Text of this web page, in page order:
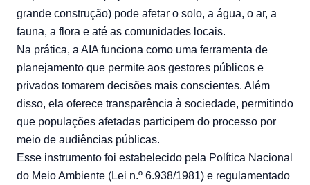
grande construção) pode afetar o solo, a água, o ar, a
fauna, a flora e até as comunidades locais.
Na prática, a AIA funciona como uma ferramenta de
planejamento que permite aos gestores públicos e
privados tomarem decisões mais conscientes. Além
disso, ela oferece transparência à sociedade, permitindo
que populações afetadas participem do processo por
meio de audiências públicas.
Esse instrumento foi estabelecido pela Política Nacional
do Meio Ambiente (Lei n.º 6.938/1981) e regulamentado